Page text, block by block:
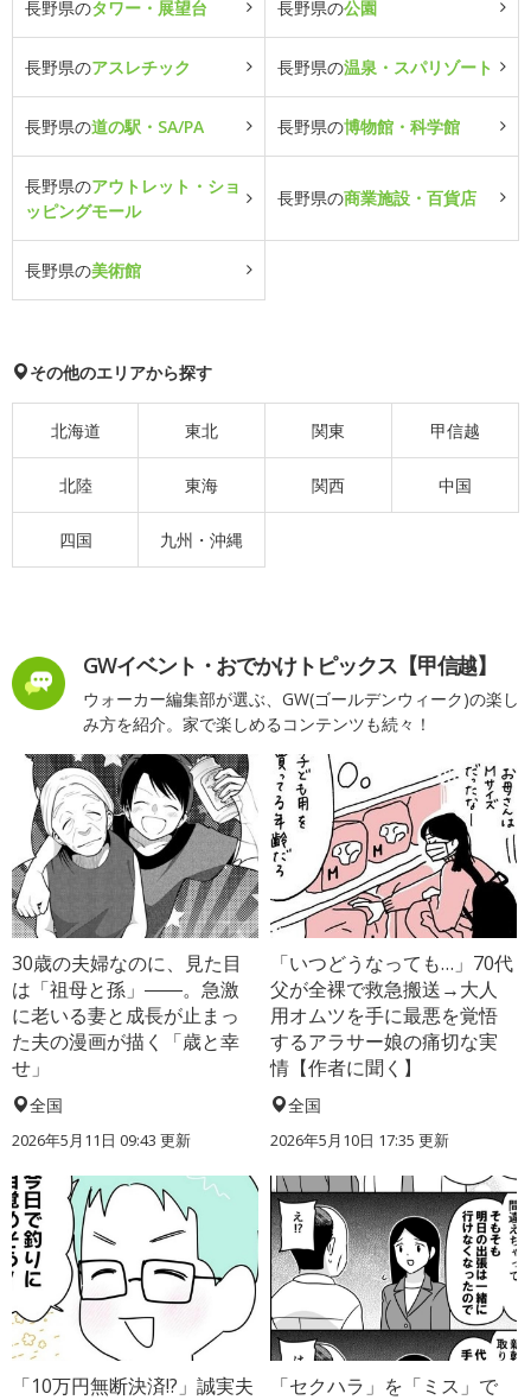
長野県のタワー・展望台 長野県の公園
長野県のアスレチック 長野県の温泉・スパリゾート
長野県の道の駅・SA/PA 長野県の博物館・科学館
長野県のアウトレット・ショ
ッピングモール
長野県の商業施設・百貨店
長野県の美術館
その他のエリアから探す
北海道 東北 関東 甲信越
北陸 東海 関西 中国
四国 九州・沖縄
GWイベント・おでかけトピックス【甲信越】
ウォーカー編集部が選ぶ、GW(ゴールデンウィーク)の楽し
み方を紹介。家で楽しめるコンテンツも続々！
30歳の夫婦なのに、見た目
は「祖母と孫」――。急激
に老いる妻と成長が止まっ
た夫の漫画が描く「歳と幸
せ」
全国
2026年5月11日 09:43 更新
「いつどうなっても…」70代
父が全裸で救急搬送→大人
用オムツを手に最悪を覚悟
するアラサー娘の痛切な実
情【作者に聞く】
全国
2026年5月10日 17:35 更新
「10万円無断決済!?」誠実夫
「セクハラ」を「ミス」で